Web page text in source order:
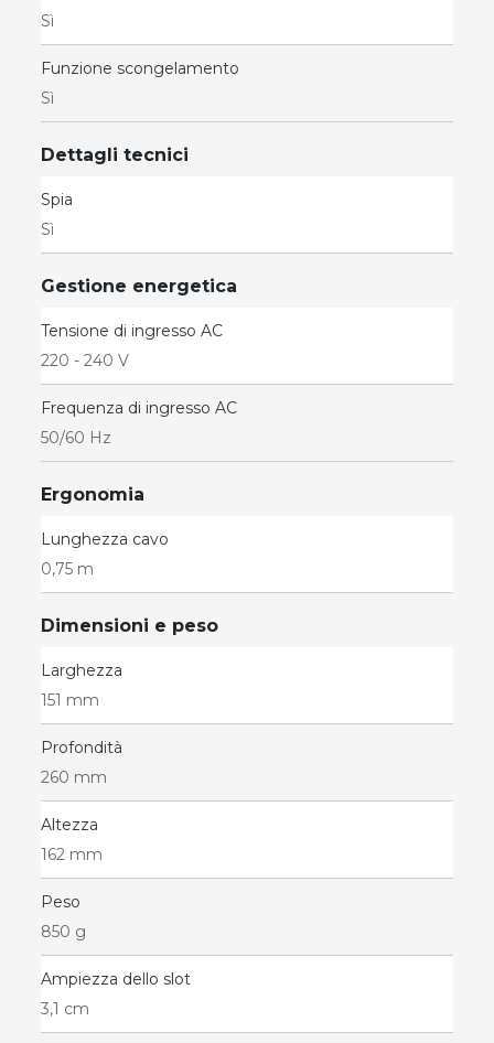
Sì
Funzione scongelamento
Sì
Dettagli tecnici
Spia
Sì
Gestione energetica
Tensione di ingresso AC
220 - 240 V
Frequenza di ingresso AC
50/60 Hz
Ergonomia
Lunghezza cavo
0,75 m
Dimensioni e peso
Larghezza
151 mm
Profondità
260 mm
Altezza
162 mm
Peso
850 g
Ampiezza dello slot
3,1 cm